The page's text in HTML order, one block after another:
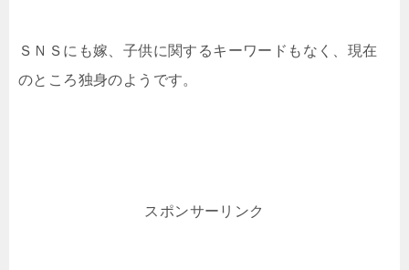
ＳＮＳにも嫁、子供に関するキーワードもなく、現在
のところ独身のようです。
スポンサーリンク